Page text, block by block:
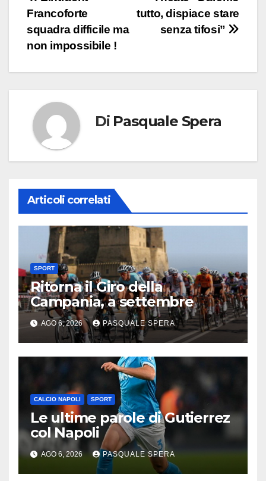
articoli
tutto, dispiace stare
senza tifosi”
Francoforte
squadra difficile ma
non impossibile !
Di Pasquale Spera
Articoli correlati
SPORT
Ritorna il Giro della
Campania, a settembre
AGO 6, 2026 PASQUALE SPERA
CALCIO NAPOLI SPORT
Le ultime parole di Gutierrez
col Napoli
AGO 6, 2026 PASQUALE SPERA